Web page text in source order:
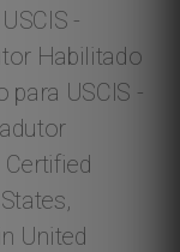
-
Habilitado
para USCIS -
United